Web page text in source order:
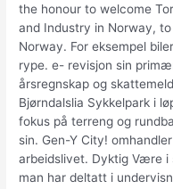
the honour to welcome
and Industry in Norway,
Norway. For eksempel
rype. e- revisjon sin
årsregnskap og
Bjørndalslia Sykkelpark i
fokus på terreng og
sin. Gen-Y City!
arbeidslivet. Dyktig Være i
man har deltatt i